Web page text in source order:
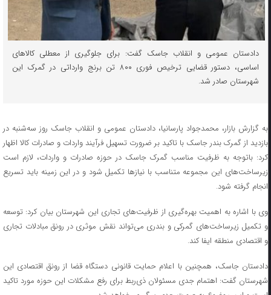
دادستان عمومی و انقلاب جاسک گفت: برای جلوگیری از معطلی کالاهای
اساسی، دستور قضایی ترخیص فوری ۸۰۰ تن برنج وارداتی در گمرک این
شهرستان صادر شد.
به گزارش بازار، محمدجواد پارسانیا، دادستان عمومی و انقلاب جاسک روز سه‌شنبه در
بازدید از گمرک بندر جاسک با تاکید بر ضرورت تسهیل فرآیند واردات و صادرات کالا اظهار
کرد: باتوجه به ظرفیت مناسب گمرک جاسک در حوزه صادرات و واردات، لازم است
زیرساخت‌های این مجموعه متناسب با نیازها تکمیل شود و در این زمینه باید تسریع
انجام گرفته شود.
وی با اشاره به اهمیت بهره‌گیری از ظرفیت‌های تجاری این شهرستان بیان کرد: توسعه
و تکمیل زیرساخت‌های گمرکی و بندری می‌تواند نقش موثری در رونق مبادلات تجاری
و اقتصادی منطقه ایفا کند.
دادستان جاسک، همچنین با اعلام حمایت قانونی دستگاه قضا از رونق اقتصادی این
شهرستان گفت: اهتمام جدی مسئولان ذی‌ربط برای رفع مشکلات این حوزه مورد تاکید